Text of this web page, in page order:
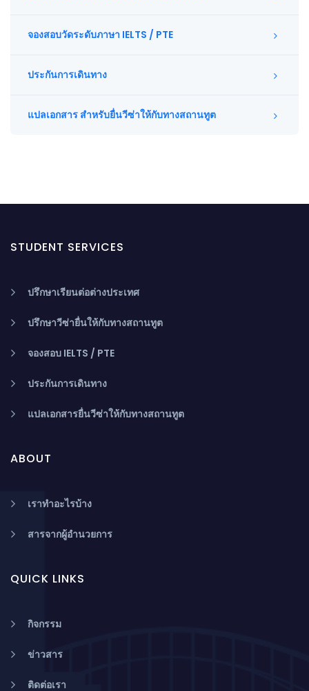
จองสอบวัดระดับภาษา IELTS / PTE
ประกันการเดินทาง
แปลเอกสาร สำหรับยื่นวีซ่าให้กับทางสถานทูต
STUDENT SERVICES
ปรึกษาเรียนต่อต่างประเทศ
ปรึกษาวีซ่ายื่นให้กับทางสถานทูต
จองสอบ IELTS / PTE
ประกันการเดินทาง
แปลเอกสารยื่นวีซ่าให้กับทางสถานทูต
ABOUT
เราทำอะไรบ้าง
สารจากผู้อำนวยการ
QUICK LINKS
กิจกรรม
ข่าวสาร
ติดต่อเรา